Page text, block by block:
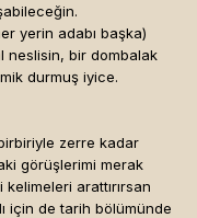
yerin adabı başka)
neslisin, bir dombalak
durmuş iyice.
zerre kadar
görüşlerimi merak
arattırırsan
için de tarih bölümünde